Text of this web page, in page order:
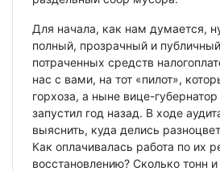
Для начала, как нам думается,
полный, прозрачный и
потраченных средств
нас с вами, на тот «пилот»,
горхоза, а ныне вице-
запустил год назад. В ходе
выяснить, куда делись
Как оплачивалась работа по их
восстановлению? Сколько тонн